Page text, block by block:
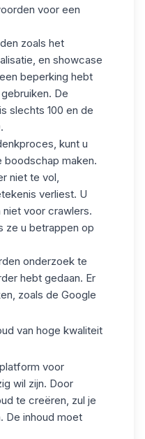
voor een
zoals het
en showcase
beperking hebt
De
slechts 100 en de
.
kunt u
maken.
niet te vol,
verliest. U
voor crawlers.
ze u betrappen op
onderzoek te
hebt gedaan. Er
zoals de Google
van hoge kwaliteit
voor
wil zijn. Door
te creëren, zul je
De inhoud moet